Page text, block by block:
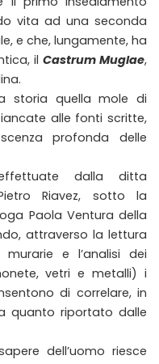
vita ad una seconda
e che, lungamente, ha
il Castrum Muglae,
storia quella mole di
alle fonti scritte,
profonda delle
dalla ditta
Riavez, sotto la
Paola Ventura della
attraverso la lettura
e l’analisi dei
vetri e metalli) i
di correlare, in
quanto riportato dalle
dell’uomo riesce